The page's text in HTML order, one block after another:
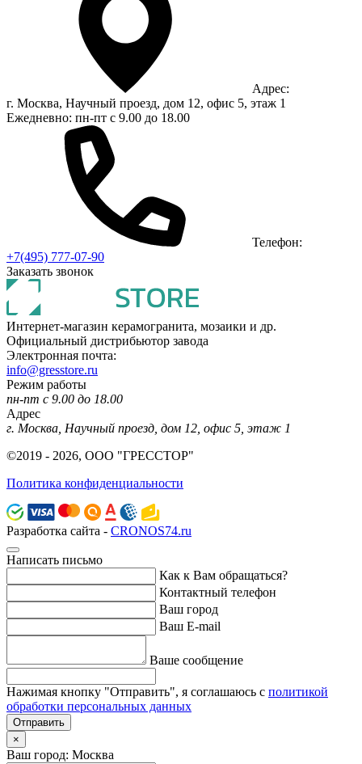
Адрес:
г. Москва, Научный проезд, дом 12, офис 5, этаж 1
Ежедневно: пн-пт с 9.00 до 18.00
Телефон:
+7(495) 777-07-90
Заказать звонок
Интернет-магазин керамогранита, мозаики и др.
Официальный дистрибьютор завода
Электронная почта:
info@gresstore.ru
Режим работы
пн-пт с 9.00 до 18.00
Адрес
г. Москва, Научный проезд, дом 12, офис 5, этаж 1
©2019 - 2026, ООО "ГРЕССТОР"
Политика конфиденциальности
Разработка сайта - CRONOS74.ru
Написать письмо
Как к Вам обращаться?
Контактный телефон
Ваш город
Ваш E-mail
Ваше сообщение
Нажимая кнопку "Отправить", я соглашаюсь с политикой
обработки персональных данных
Отправить
×
Ваш город: Москва